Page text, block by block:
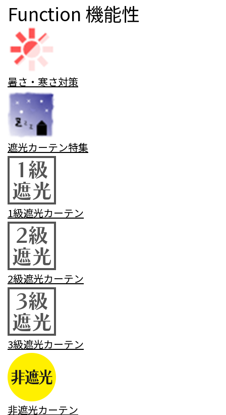
Function 機能性
暑さ・寒さ対策
遮光カーテン特集
1級遮光カーテン
2級遮光カーテン
3級遮光カーテン
非遮光カーテン